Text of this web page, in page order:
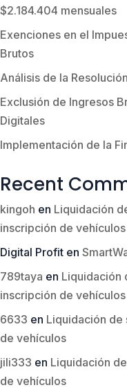
$2.184.404 mensuales
Exenciones en el
Brutos
Análisis de la
Exclusión de Ingresos
Digitales
Implementación de la
Recent
kingoh en Liquidación
inscripción de vehículos
Digital Profit en
789taya en Liquidación
inscripción de vehículos
6633 en Liquidación de
de vehículos
jili333 en Liquidación
de vehículos